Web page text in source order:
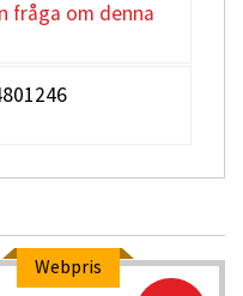
fråga om denna
Webpris